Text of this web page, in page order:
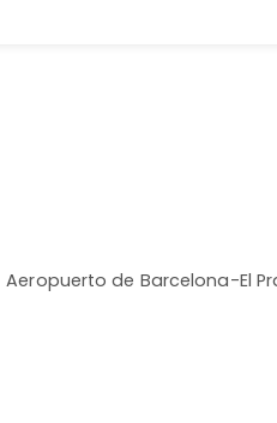
Aeropuerto de Barcelona-El